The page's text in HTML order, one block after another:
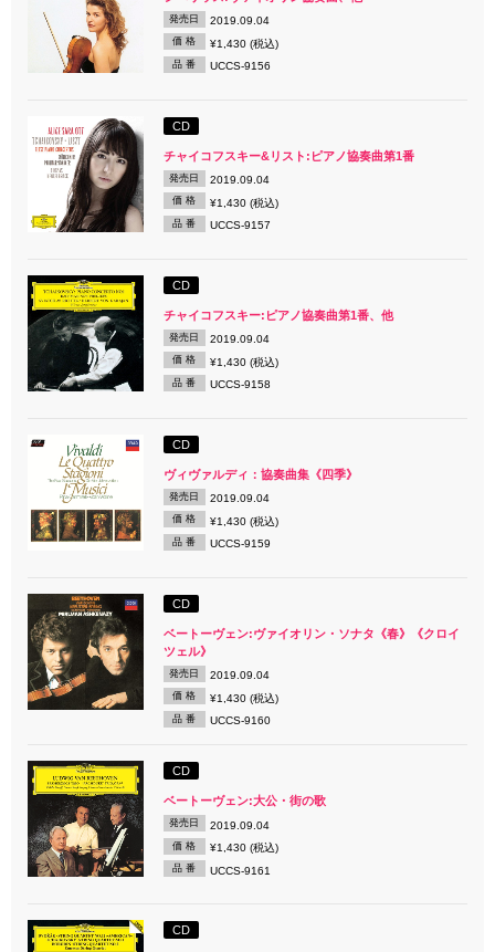
発売日 2019.09.04
価 格 ¥1,430 (税込)
品 番 UCCS-9156
CD
チャイコフスキー&リスト:ピアノ協奏曲第1番
発売日 2019.09.04
価 格 ¥1,430 (税込)
品 番 UCCS-9157
CD
チャイコフスキー:ピアノ協奏曲第1番、他
発売日 2019.09.04
価 格 ¥1,430 (税込)
品 番 UCCS-9158
CD
ヴィヴァルディ：協奏曲集《四季》
発売日 2019.09.04
価 格 ¥1,430 (税込)
品 番 UCCS-9159
CD
ベートーヴェン:ヴァイオリン・ソナタ《春》《クロイ
ツェル》
発売日 2019.09.04
価 格 ¥1,430 (税込)
品 番 UCCS-9160
CD
ベートーヴェン:大公・街の歌
発売日 2019.09.04
価 格 ¥1,430 (税込)
品 番 UCCS-9161
CD